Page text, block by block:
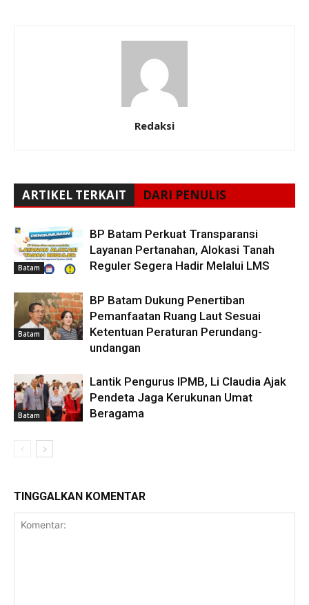
Redaksi
ARTIKEL TERKAIT DARI PENULIS
Batam
BP Batam Perkuat Transparansi
Layanan Pertanahan, Alokasi Tanah
Reguler Segera Hadir Melalui LMS
Batam
BP Batam Dukung Penertiban
Pemanfaatan Ruang Laut Sesuai
Ketentuan Peraturan Perundang-
undangan
Batam
Lantik Pengurus IPMB, Li Claudia Ajak
Pendeta Jaga Kerukunan Umat
Beragama
TINGGALKAN KOMENTAR